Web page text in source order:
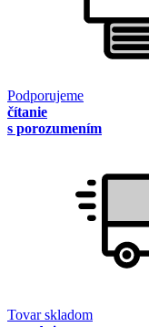
Podporujeme
čítanie
s porozumením
Tovar skladom